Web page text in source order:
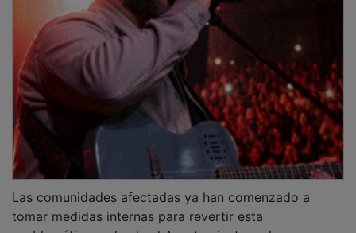
tomar medidas internas para revertir esta
problemática, y desde el Ayuntamiento se ha